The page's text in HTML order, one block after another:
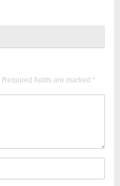
Required fields are marked *